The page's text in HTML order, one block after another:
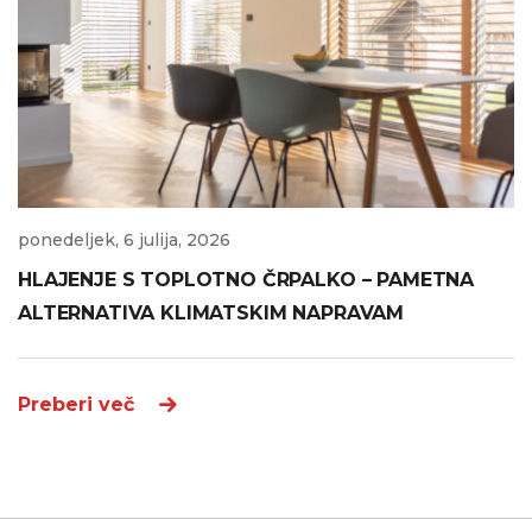
ponedeljek, 6 julija, 2026
HLAJENJE S TOPLOTNO ČRPALKO – PAMETNA
ALTERNATIVA KLIMATSKIM NAPRAVAM
Preberi več